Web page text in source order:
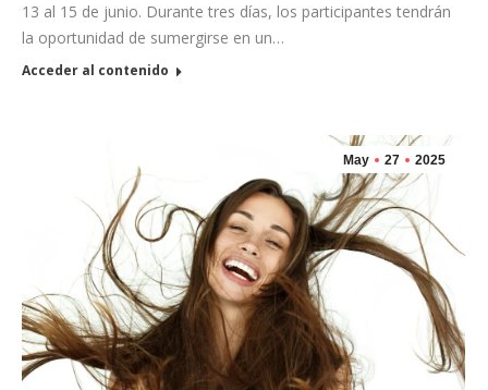
13 al 15 de junio. Durante tres días, los participantes tendrán
la oportunidad de sumergirse en un…
Acceder al contenido
May 27 2025